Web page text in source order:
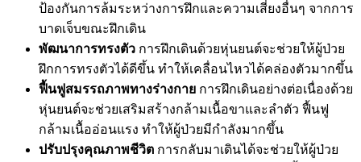
ป้องกันการล้มระหว่างการฝึกและความเสี่ยงอื่นๆ จากการ
บาดเจ็บขณะฝึกเดิน
พัฒนาการทรงตัว การฝึกเดินด้วยหุ่นยนต์จะช่วยให้ผู้ป่วย
ฝึกการทรงตัวได้ดีขึ้น ทำให้เคลื่อนไหวได้คล่องตัวมากขึ้น
ฟื้นฟูสมรรถภาพทางร่างกาย การฝึกเดินอย่างต่อเนื่องด้วย
หุ่นยนต์จะช่วยเสริมสร้างกล้ามเนื้อขาและลำตัว ฟื้นฟู
กล้ามเนื้ออ่อนแรง ทำให้ผู้ป่วยมีกำลังมากขึ้น
ปรับปรุงคุณภาพชีวิต การกลับมาเดินได้จะช่วยให้ผู้ป่วย